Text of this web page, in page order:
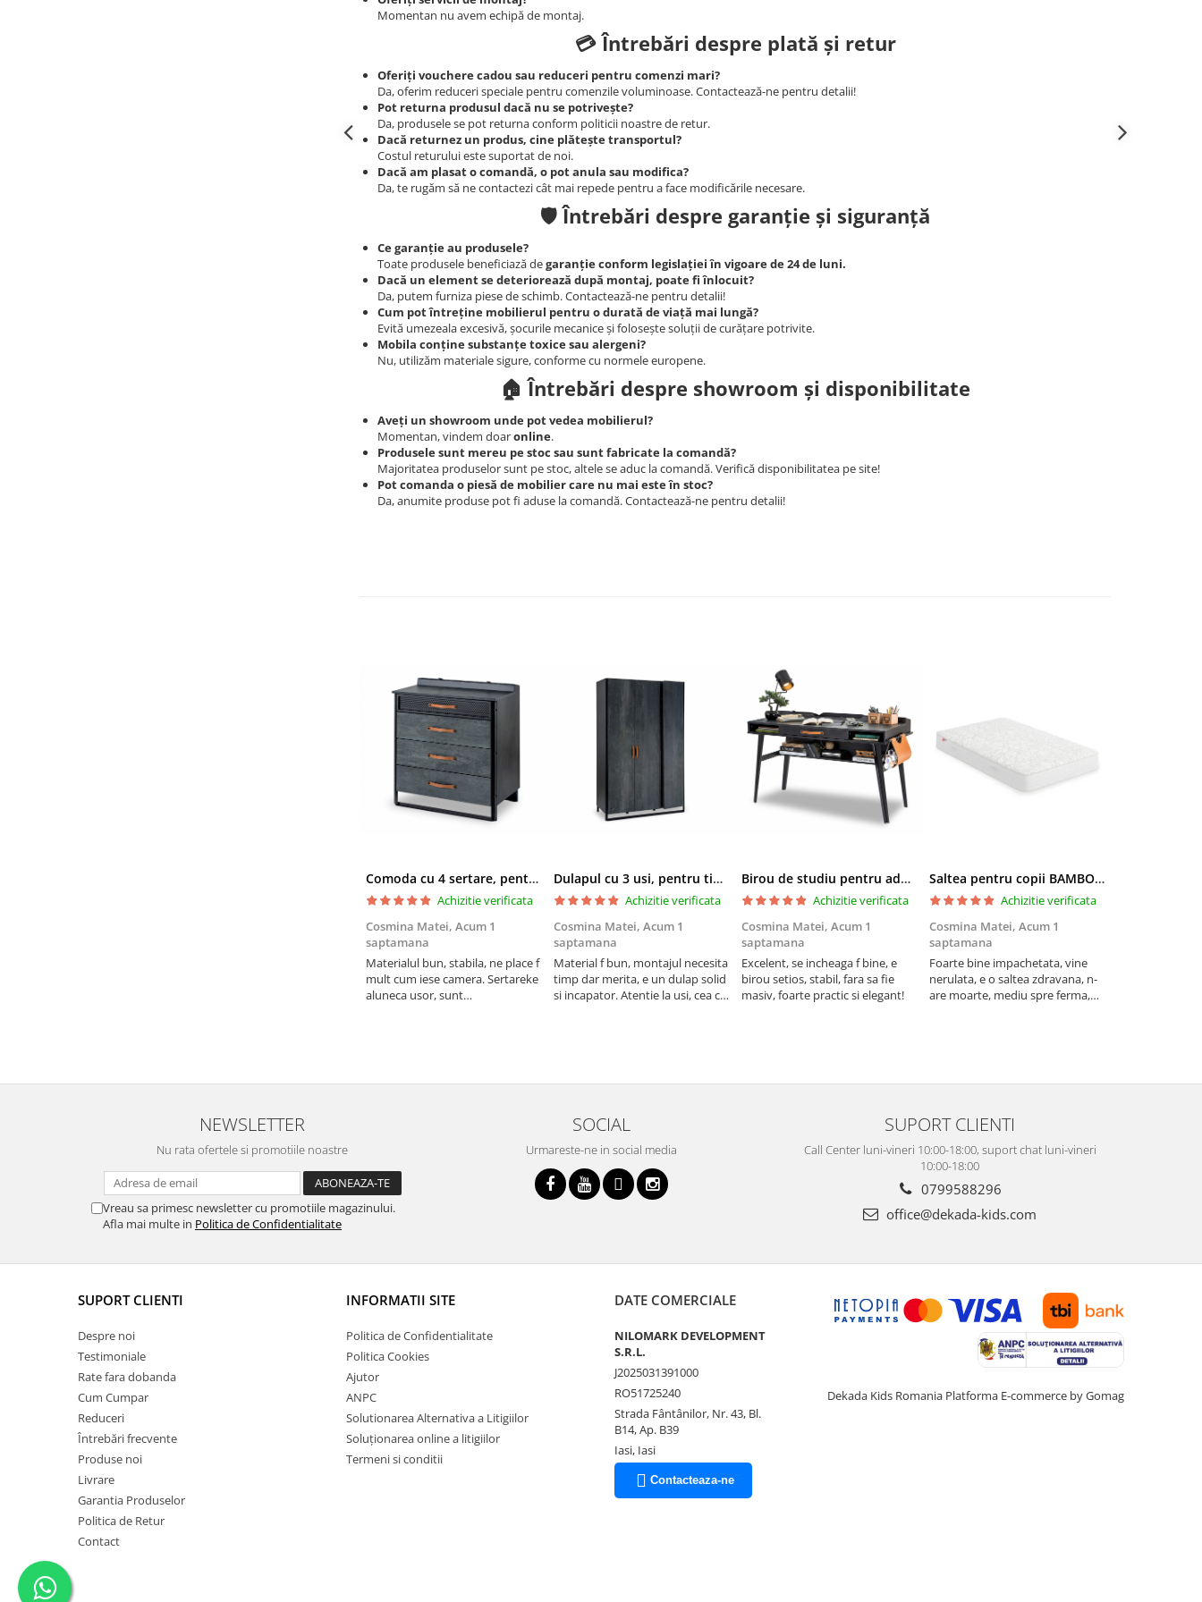
Momentan nu avem echipă de montaj.
💳 Întrebări despre plată și retur
Oferiți vouchere cadou sau reduceri pentru comenzi mari?
Da, oferim reduceri speciale pentru comenzile voluminoase. Contactează-ne pentru detalii!
Pot returna produsul dacă nu se potrivește?
Da, produsele se pot returna conform politicii noastre de retur.
Dacă returnez un produs, cine plătește transportul?
Costul returului este suportat de noi.
Dacă am plasat o comandă, o pot anula sau modifica?
Da, te rugăm să ne contactezi cât mai repede pentru a face modificările necesare.
🛡️ Întrebări despre garanție și siguranță
Ce garanție au produsele?
Toate produsele beneficiază degaranție conform legislației în vigoare de 24 de luni.
Dacă un element se deteriorează după montaj, poate fi înlocuit?
Da, putem furniza piese de schimb. Contactează-ne pentru detalii!
Cum pot întreține mobilierul pentru o durată de viață mai lungă?
Evită umezeala excesivă, șocurile mecanice și folosește soluții de curățare potrivite.
Mobila conține substanțe toxice sau alergeni?
Nu, utilizăm materiale sigure, conforme cu normele europene.
🏠 Întrebări despre showroom și disponibilitate
Aveți un showroom unde pot vedea mobilierul?
Momentan, vindem doaronline.
Produsele sunt mereu pe stoc sau sunt fabricate la comandă?
Majoritatea produselor sunt pe stoc, altele se aduc la comandă. Verifică disponibilitatea pe site!
Pot comanda o piesă de mobilier care nu mai este în stoc?
Da, anumite produse pot fi aduse la comandă. Contactează-ne pentru detalii!
Comoda cu 4 sertare, pentru camera adolescentilor Colectia Dark Metal
Achizitie verificata
Cosmina Matei, Acum 1
saptamana
Materialul bun, stabila, ne place f
mult cum iese camera. Sertareke
aluneca usor, sunt
Dulapul cu 3 usi, pentru tineret Colectia Dark Metal
Achizitie verificata
Cosmina Matei, Acum 1
saptamana
Material f bun, montajul necesita
timp dar merita, e un dulap solid
si incapator. Atentie la usi, cea cu
Birou de studiu pentru adolescenti Colectia Dark Metal
Achizitie verificata
Cosmina Matei, Acum 1
saptamana
Excelent, se incheaga f bine, e
birou setios, stabil, fara sa fie
masiv, foarte practic si elegant!
Saltea pentru copii BAMBOO 100x200x19 cm
Achizitie verificata
Cosmina Matei, Acum 1
saptamana
Foarte bine impachetata, vine
nerulata, e o saltea zdravana, n-
are moarte, mediu spre ferma,
NEWSLETTER
Nu rata ofertele si promotiile noastre
Vreau sa primesc newsletter cu promotiile magazinului.
Afla mai multe in Politica de Confidentialitate
SOCIAL
Urmareste-ne in social media
SUPORT CLIENTI
Call Center luni-vineri 10:00-18:00, suport chat luni-vineri
10:00-18:00
0799588296
office@dekada-kids.com
SUPORT CLIENTI
Despre noi
Testimoniale
Rate fara dobanda
Cum Cumpar
Reduceri
Întrebări frecvente
Produse noi
Livrare
Garantia Produselor
Politica de Retur
Contact
INFORMATII SITE
Politica de Confidentialitate
Politica Cookies
Ajutor
ANPC
Solutionarea Alternativa a Litigiilor
Soluționarea online a litigiilor
Termeni si conditii
DATE COMERCIALE
NILOMARK DEVELOPMENT
S.R.L.
J2025031391000
RO51725240
Strada Fântânilor, Nr. 43, Bl.
B14, Ap. B39
Iasi, Iasi
Contacteaza-ne
Dekada Kids Romania Platforma E-commerce by Gomag